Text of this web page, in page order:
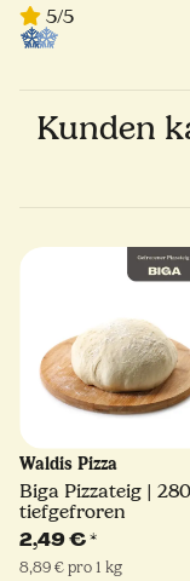
5/5
Kunden
Waldis Pizza
Biga Pizzateig |
tiefgefroren
2,49 €*
8,89 € pro 1 kg